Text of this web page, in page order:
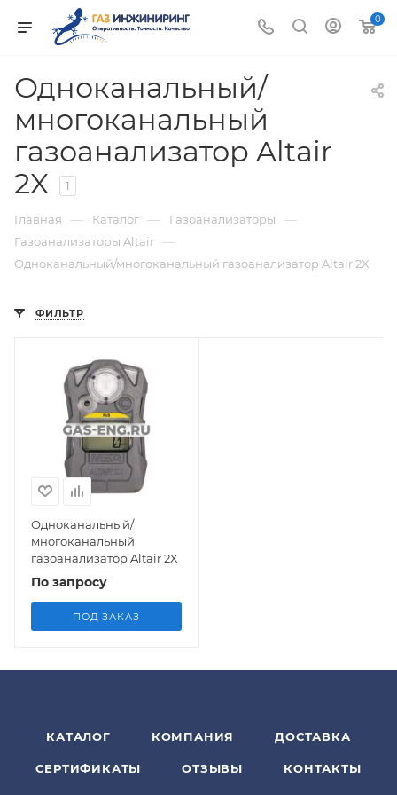
0
Одноканальный/
многоканальный
газоанализатор Altair
2X
1
Главная — Каталог — Газоанализаторы —
Газоанализаторы Altair —
Одноканальный/многоканальный газоанализатор Altair 2X
ФИЛЬТР
Одноканальный/
многоканальный
газоанализатор Altair 2X
По запросу
ПОД ЗАКАЗ
КАТАЛОГ КОМПАНИЯ ДОСТАВКА
СЕРТИФИКАТЫ ОТЗЫВЫ КОНТАКТЫ